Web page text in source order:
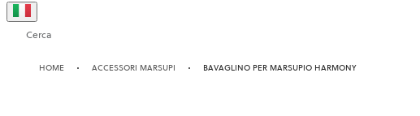
Cerca
HOME ACCESSORI MARSUPI BAVAGLINO PER MARSUPIO HARMONY